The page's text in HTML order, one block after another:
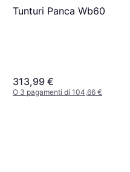
Tunturi Panca Wb60
313,99 €
O 3 pagamenti di 104,66 €